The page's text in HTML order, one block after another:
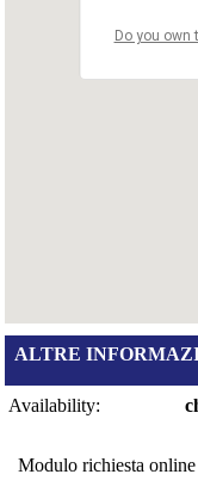
Do you own
ALTRE
Availability:
Modulo richiesta online